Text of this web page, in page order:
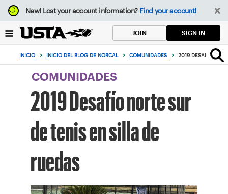
Enfoque
desde
botón
volver
principio
New!Lost your account information? Find your account!
JOIN SIGN IN
INICIO > INICIO DEL BLOG DE NORCAL > COMUNIDADES > 2019 DESAFÍO
COMUNIDADES
2019 Desafío norte sur
de tenis en silla de
ruedas